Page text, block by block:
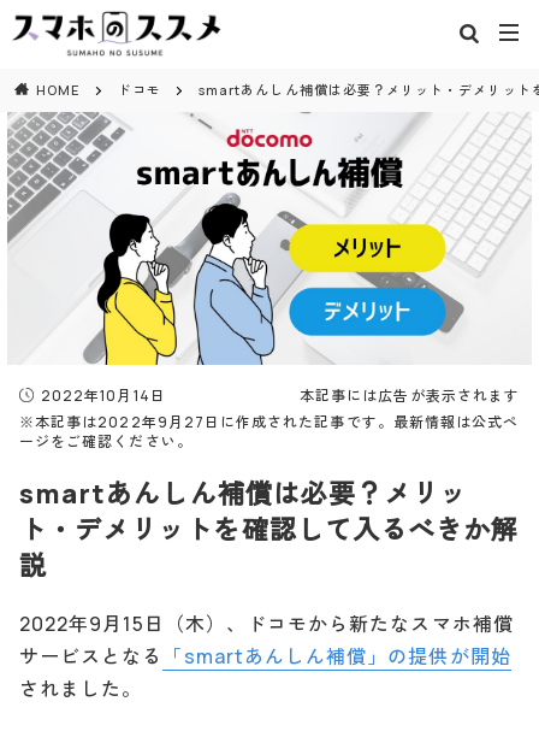
HOME ドコモ smartあんしん補償は必要？メリット・デメリット
2022年10月14日
本記事には広告が表示されます
※本記事は2022年9月27日に作成された記事です。最新情報は公式ペ
ージをご確認ください。
smartあんしん補償は必要？メリッ
ト・デメリットを確認して入るべきか解
説
2022年9月15日（木）、ドコモから新たなスマホ補償
サービスとなる
「smartあんしん補償」の提供が開始
されました。